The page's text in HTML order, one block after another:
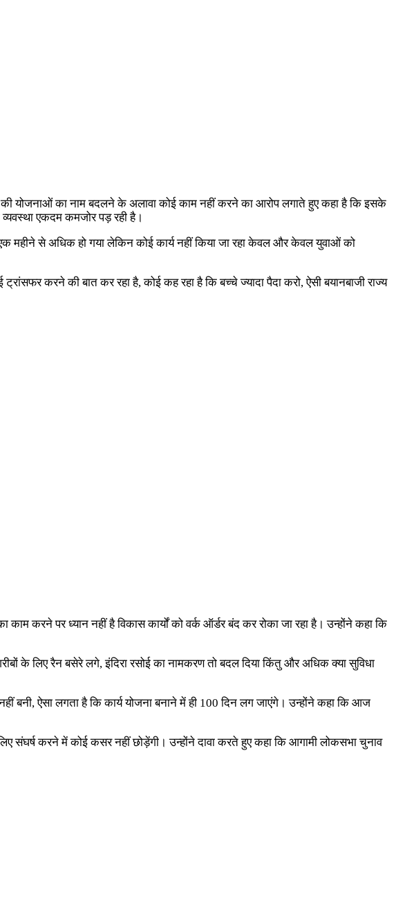
की योजनाओं का नाम बदलने के अलावा कोई काम नहीं करने का आरोप लगाते हुए कहा है कि इसके
एकदम कमजोर पड़ रही है।
महीने से अधिक हो गया लेकिन कोई कार्य नहीं किया जा रहा केवल और केवल युवाओं को
करने की बात कर रहा है, कोई कह रहा है कि बच्चे ज्यादा पैदा करो, ऐसी बयानबाजी राज्य
करने पर ध्यान नहीं है विकास कार्यों को वर्क ऑर्डर बंद कर रोका जा रहा है। उन्होंने कहा कि
के लिए रैन बसेरे लगे, इंदिरा रसोई का नामकरण तो बदल दिया किंतु और अधिक क्या सुविधा
बनी, ऐसा लगता है कि कार्य योजना बनाने में ही 100 दिन लग जाएंगे। उन्होंने कहा कि आज
संघर्ष करने में कोई कसर नहीं छोड़ेंगी। उन्होंने दावा करते हुए कहा कि आगामी लोकसभा चुनाव